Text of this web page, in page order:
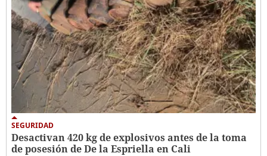
SEGURIDAD
Desactivan 420 kg de explosivos antes de la toma
de posesión de De la Espriella en Cali